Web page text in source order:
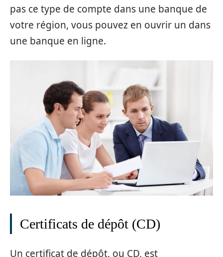
pas ce type de compte dans une banque de
votre région, vous pouvez en ouvrir un dans
une banque en ligne.
Certificats de dépôt (CD)
Un certificat de dépôt, ou CD, est